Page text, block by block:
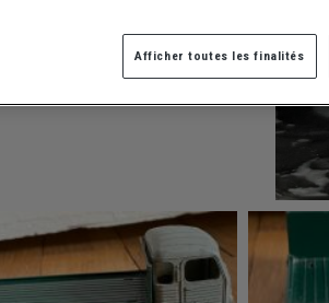
Afficher toutes les finalités